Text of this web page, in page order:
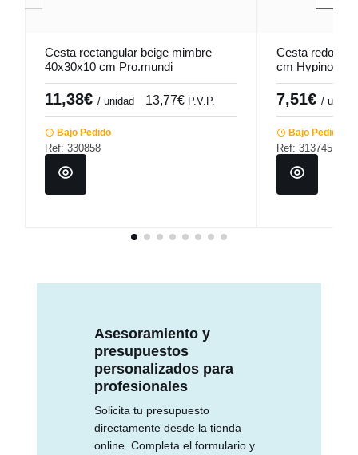
Cesta rectangular beige mimbre
40x30x10 cm Pro.mundi
11,38€ / unidad 13,77€ P.V.P.
Bajo Pedido
Ref: 330858
Cesta
cm Hypinox
7,51€ / unidad
Bajo Pedido
Ref: 313745
Asesoramiento y
presupuestos
personalizados para
profesionales
Solicita tu presupuesto
directamente desde la tienda
online. Completa el formulario y